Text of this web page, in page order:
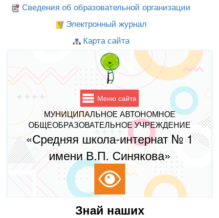
Сведения об образовательной организации
Электронный журнал
Карта сайта
Меню сайта
МУНИЦИПАЛЬНОЕ АВТОНОМНОЕ
ОБЩЕОБРАЗОВАТЕЛЬНОЕ УЧРЕЖДЕНИЕ
«Средняя школа-интернат № 1
имени В.П. Синякова»
Знай наших